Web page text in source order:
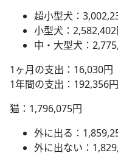
超小型犬：
小型犬：2,582,402
中・大型犬：
1ヶ月の支出：16,030円
1年間の支出：192,356円
猫：1,796,075円
外に出る：
外に出ない：